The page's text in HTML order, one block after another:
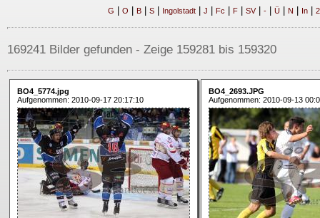
G O B| S| Ingolstadt| J Fc F| SV| -| Ü| N In| 2
169241 Bilder gefunden - Zeige 159281 bis 159320
BO4_5774.jpg
Aufgenommen: 2010-09-17 20:17:10
BO4_2693.JPG
Aufgenommen: 2010-09-13